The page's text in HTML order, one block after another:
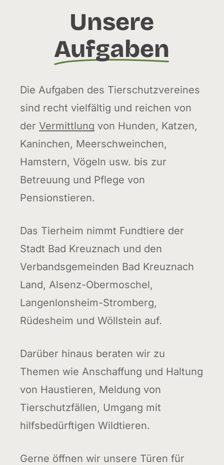
Unsere
Aufgaben
Die Aufgaben des Tierschutzvereines
sind recht vielfältig und reichen von
derVermittlung von Hunden, Katzen,
Kaninchen, Meerschweinchen,
Hamstern, Vögeln usw. bis zur
Betreuung und Pflege von
Pensionstieren.
Das Tierheim nimmt Fundtiere der
Stadt Bad Kreuznach und den
Verbandsgemeinden Bad Kreuznach
Land, Alsenz-Obermoschel,
Langenlonsheim-Stromberg,
Rüdesheim und Wöllstein auf.
Darüber hinaus beraten wir zu
Themen wie Anschaffung und Haltung
von Haustieren, Meldung von
Tierschutzfällen, Umgang mit
hilfsbedürftigen Wildtieren.
Gerne öffnen wir unsere Türen für